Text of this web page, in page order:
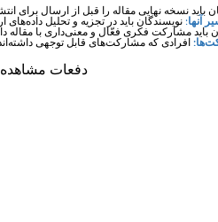
باید نسخه نهایی مقاله را قبل از ارسال
آنها: نویسندگان باید در تجزیه و تحلیل داده‌های
باید مشارکت فکری فعّال و معنی‌داری با مقاله
افرادی که مشارکت‌های قابل توجهی
دفعات مشاهده: ۲۵۴۶